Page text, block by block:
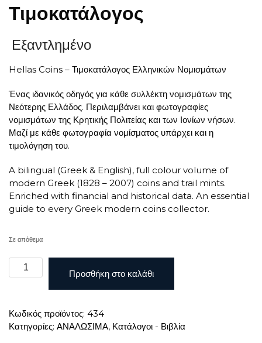
Τιμοκατάλογος
Εξαντλημένο
Hellas Coins – Τιμοκατάλογος Ελληνικών Νομισμάτων
Ένας ιδανικός οδηγός για κάθε συλλέκτη νομισμάτων της
Νεότερης Ελλάδος. Περιλαμβάνει και φωτογραφίες
νομισμάτων της Κρητικής Πολιτείας και των Ιονίων νήσων.
Μαζί με κάθε φωτογραφία νομίσματος υπάρχει και η
τιμολόγηση του.
A bilingual (Greek & English), full colour volume of
modern Greek (1828 – 2007) coins and trail mints.
Enriched with financial and historical data. An essential
guide to every Greek modern coins collector.
Σε απόθεμα
Hellas
Coins
ποσότητα
Προσθήκη στο καλάθι
Κωδικός προϊόντος: 434
Κατηγορίες: ΑΝΑΛΩΣΙΜΑ, Κατάλογοι - Βιβλία